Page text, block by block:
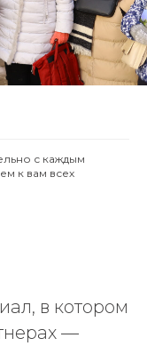
с каждым
к вам всех
в котором
—